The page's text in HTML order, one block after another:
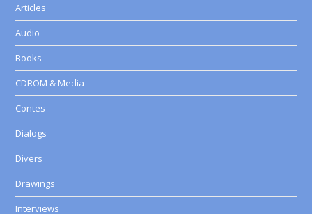
Articles
Audio
Books
CDROM & Media
Contes
Dialogs
Divers
Drawings
Interviews